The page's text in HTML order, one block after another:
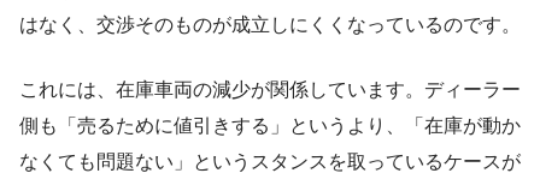
はなく、交渉そのものが成立しにくくなっているのです。
これには、在庫車両の減少が関係しています。ディーラー
側も「売るために値引きする」というより、「在庫が動か
なくても問題ない」というスタンスを取っているケースが